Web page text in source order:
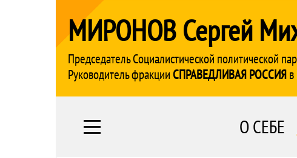
МИРОНОВ Сергей
Председатель Социалистической политической
Руководитель фракции СПРАВЕДЛИВАЯ РОССИЯ
О СЕБЕ